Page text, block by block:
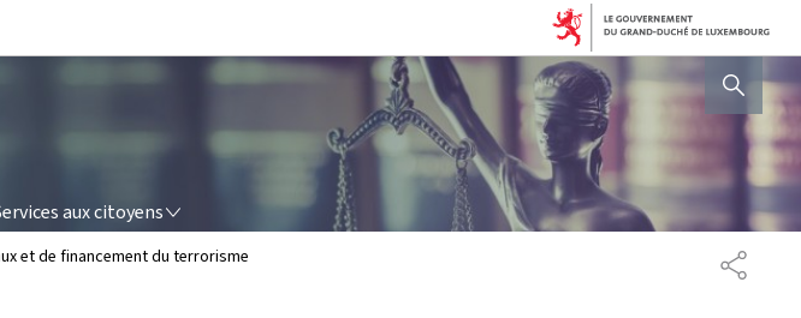
AFFICHER / MASQUER
aux citoyens
et de financement du terrorisme